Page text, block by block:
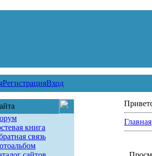
РегистрацияВход
книга
связь
Главная